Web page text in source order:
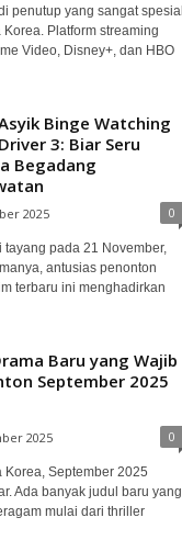
penutup yang sangat spesial
Platform streaming
Video, Disney+, dan HBO
Binge Watching
3: Biar Seru
Begadang
2025 0
tayang pada 21 November,
antusias penonton
terbaru ini menghadirkan
Baru yang Wajib
September 2025
2025 0
Korea, September 2025
Ada banyak judul baru yang
mulai dari thriller